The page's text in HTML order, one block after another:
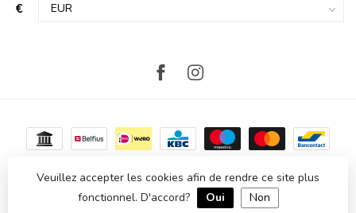
€
© Copyright 2026 Atmosvert- Powered by Lightspeed
Veuillez accepter les cookies afin de rendre ce site plus
fonctionnel. D'accord?
Oui Non